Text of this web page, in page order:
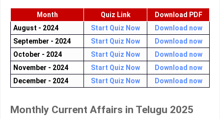
Month Quiz Link
Download PDF
August - 2024
Start Quiz Now
Download now
September - 2024
Start Quiz Now
Download now
October - 2024
Start Quiz Now
Download now
November - 2024
Start Quiz Now
Download now
December - 2024
Start Quiz Now Download now
Monthly Current Affairs in Telugu 2025